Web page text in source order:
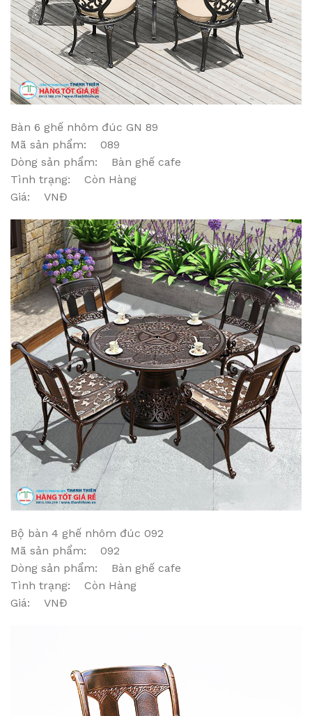
Bàn 6 ghế nhôm đúc GN 89
Mã sản phẩm: 089
Dòng sản phẩm: Bàn ghế cafe
Tình trạng: Còn Hàng
Giá: VNĐ
Bộ bàn 4 ghế nhôm đúc 092
Mã sản phẩm: 092
Dòng sản phẩm: Bàn ghế cafe
Tình trạng: Còn Hàng
Giá: VNĐ